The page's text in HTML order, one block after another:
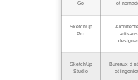
Go
et
SketchUp
Pro
artisans,
SketchUp
Studio
Bureaux d
et